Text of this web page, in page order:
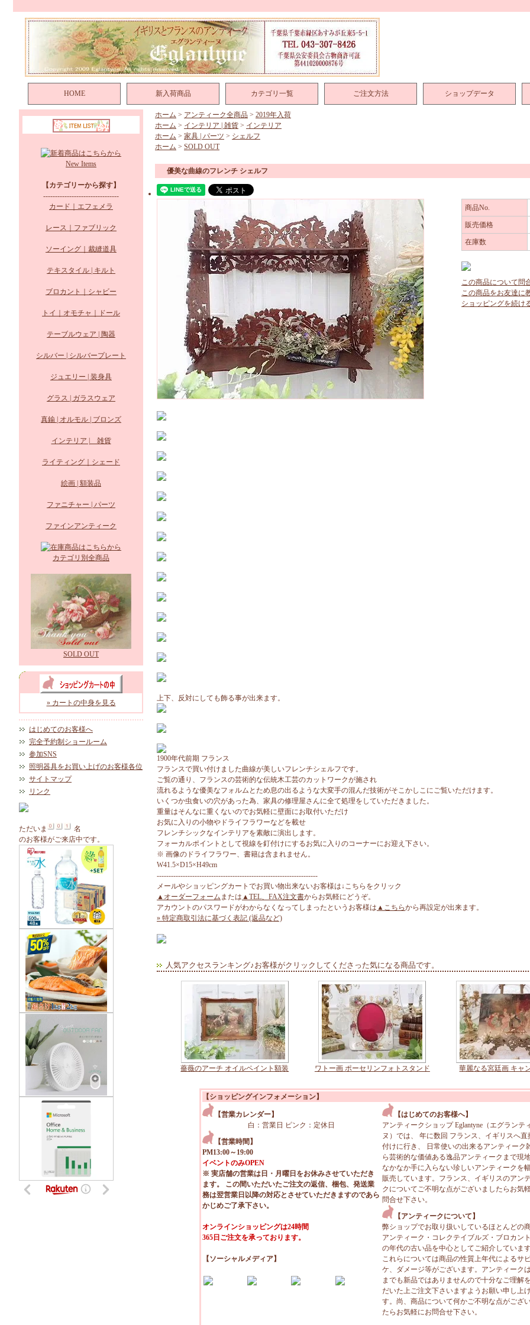
HOME 新入荷商品 カテゴリ一覧 ご注文方法 ショップデータ
New Items
【カテゴリーから探す】
--------------------------------
カード｜エフェメラ
レース｜ファブリック
ソーイング｜裁縫道具
テキスタイル | キルト
ブロカント｜シャビー
トイ｜オモチャ｜ドール
テーブルウェア | 陶器
シルバー | シルバープレート
ジュエリー | 装身具
グラス | ガラスウェア
真鍮 | オルモル | ブロンズ
インテリア | 雑貨
ライティング｜シェード
絵画 | 額装品
ファニチャー | パーツ
ファインアンティーク
カテゴリ別全商品
SOLD OUT
» カートの中身を見る
はじめてのお客様へ
完全予約制ショールーム
参加SNS
照明器具をお買い上げのお客様各位
サイトマップ
リンク
ただいま
名
のお客様がご来店中です。
ホーム > アンティーク全商品 > 2019年入荷
ホーム > インテリア | 雑貨 > インテリア
ホーム > 家具 | パーツ > シェルフ
ホーム > SOLD OUT
優美な曲線のフレンチ シェルフ
商品No.
販売価格
在庫数
この商品について問
この商品をお友達に
ショッピングを続け
上下、反対にしても飾る事が出来ます。
1900年代前期 フランス
フランスで買い付けました曲線が美しいフレンチシェルフです。
ご覧の通り、フランスの芸術的な伝統木工芸のカットワークが施され
流れるような優美なフォルムとため息の出るような大変手の混んだ技術がそこかしこにご覧いただけます。
いくつか虫食いの穴があった為、家具の修理屋さんに全て処理をしていただきました。
重量はそんなに重くないのでお気軽に壁面にお取付いただけ
お気に入りの小物やドライフラワーなどを載せ
フレンチシックなインテリアを素敵に演出します。
フォーカルポイントとして視線を釘付けにするお気に入りのコーナーにお迎え下さい。
※ 画像のドライフラワー、書籍は含まれません。
W41.5×D15×H49cm
--------------------------------------------------------------------
メールやショッピングカートでお買い物出来ないお客様は↓こちらをクリック
▲オーダーフォーム または ▲TEL、FAX注文書からお気軽にどうぞ。
アカウントのパスワードがわからなくなってしまったというお客様は ▲こちらから再設定が出来ます。
» 特定商取引法に基づく表記 (返品など)
人気アクセスランキング♪お客様がクリックしてくださった気になる商品です。
薔薇のアーチ オイルペイント額装 ワトー画 ポーセリンフォトスタンド 華麗なる宮廷画 キャ
【ショッピングインフォメーション】
【営業カレンダー】
白：営業日 ピンク：定休日
【営業時間】
PM13:00～19:00
イベントのみOPEN
※ 実店舗の営業は日・月曜日をお休みさせていただき
ます。 この間いただいたご注文の返信、梱包、発送業
務は翌営業日以降の対応とさせていただきますのであら
かじめご了承下さい。
オンラインショッピングは24時間
365日ご注文を承っております。
【ソーシャルメディア】
【はじめてのお客様へ】
アンティークショップ Eglantyne（エグランテ
ヌ）では、 年に数回 フランス、イギリスへ直
付けに行き、 日常使いの出来るアンティーク
ら芸術的な価値ある逸品アンティークまで現
なかなか手に入らない珍しいアンティークを
販売しています。フランス、イギリスのアン
クについてご不明な点がございましたらお気
問合せ下さい。
【アンティークについて】
弊ショップでお取り扱いしているほとんどの
アンティーク・コレクテイブルズ・ブロカン
の年代の古い品を中心としてご紹介しています
これらについては商品の性質上年代によるサ
ケ、ダメージ等がございます。アンティーク
までも新品ではありませんので十分なご理解
だいた上ご注文下さいますようお願い申し上
す。尚、商品について何かご不明な点がござ
たらお気軽にお問合せ下さい。